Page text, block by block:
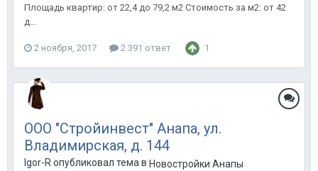
Площадь квартир: от 22,4 до 79,2 м2 Стоимость за м2: от 42
д...
2 ноября, 2017 2 391 ответ 1
ООО "Стройинвест" Анапа, ул.
Владимирская, д. 144
Igor-R опубликовал тема в Новостройки Анапы